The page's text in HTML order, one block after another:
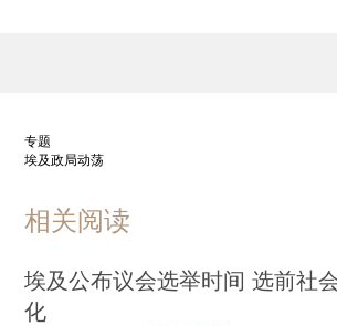
专题
埃及政局动荡
相关阅读
埃及公布议会选举时间 选前社
化